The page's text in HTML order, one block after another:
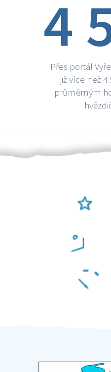
4
Přes portál
již více než 4
průměrným